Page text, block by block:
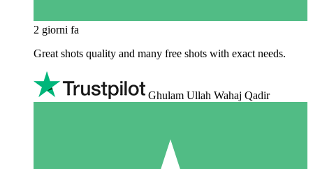
2 giorni fa
Great shots quality and many free shots with exact needs.
Ghulam Ullah Wahaj Qadir